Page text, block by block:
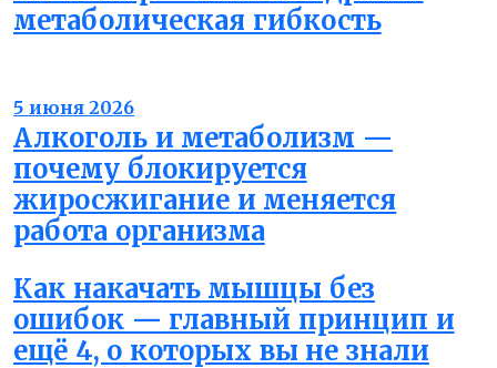
метаболическая гибкость
5 июня 2026
Алкоголь и метаболизм —
почему блокируется
жиросжигание и меняется
работа организма
Как накачать мышцы без
ошибок — главный принцип и
ещё 4, о которых вы не знали